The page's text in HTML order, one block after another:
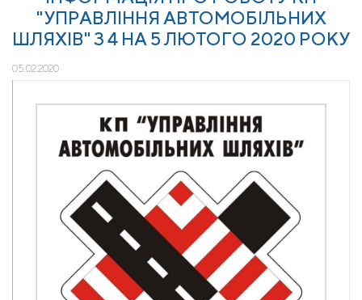
"УПРАВЛІННЯ АВТОМОБІЛЬНИХ
ШЛЯХІВ" З 4 НА 5 ЛЮТОГО 2020 РОКУ
05.02.2020